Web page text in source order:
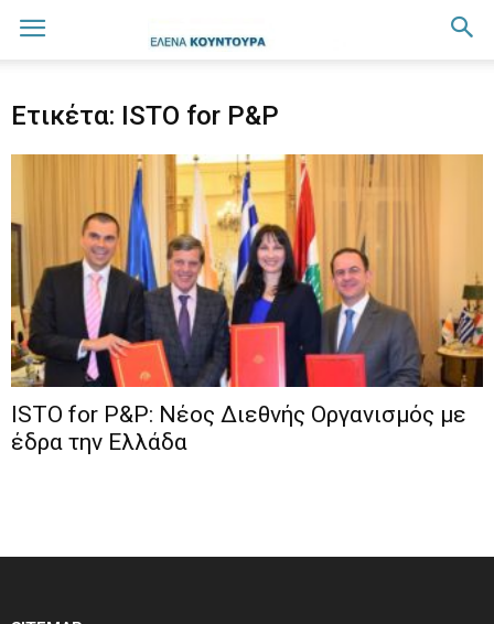
Ετικέτα: ISTO for P&P
ISTO for P&P: Νέος Διεθνής Οργανισμός με
έδρα την Ελλάδα